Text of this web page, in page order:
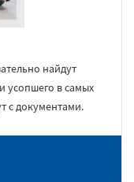
найдут
усопшего в самых
с документами.